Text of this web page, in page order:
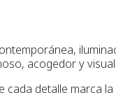
acogedor y
detalle marca la